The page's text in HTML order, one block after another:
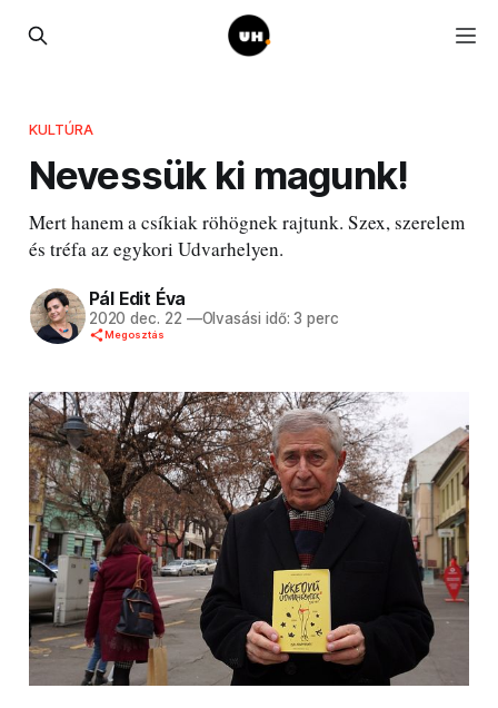
KULTÚRA
Nevessük ki magunk!
Mert hanem a csíkiak röhögnek rajtunk. Szex, szerelem
és tréfa az egykori Udvarhelyen.
Pál Edit Éva
2020 dec. 22 —Olvasási idő: 3 perc
Megosztás